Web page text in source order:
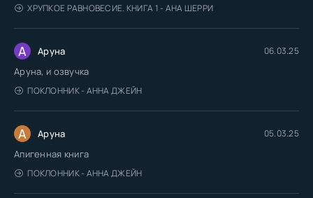
ХРУПКОЕ РАВНОВЕСИЕ. КНИГА 1 - АНА ШЕРРИ
А Аруна 06.03.25
Аруна, и озвучка
ПОКЛОННИК - АННА ДЖЕЙН
А Аруна 05.03.25
Апигенная книга
ПОКЛОННИК - АННА ДЖЕЙН